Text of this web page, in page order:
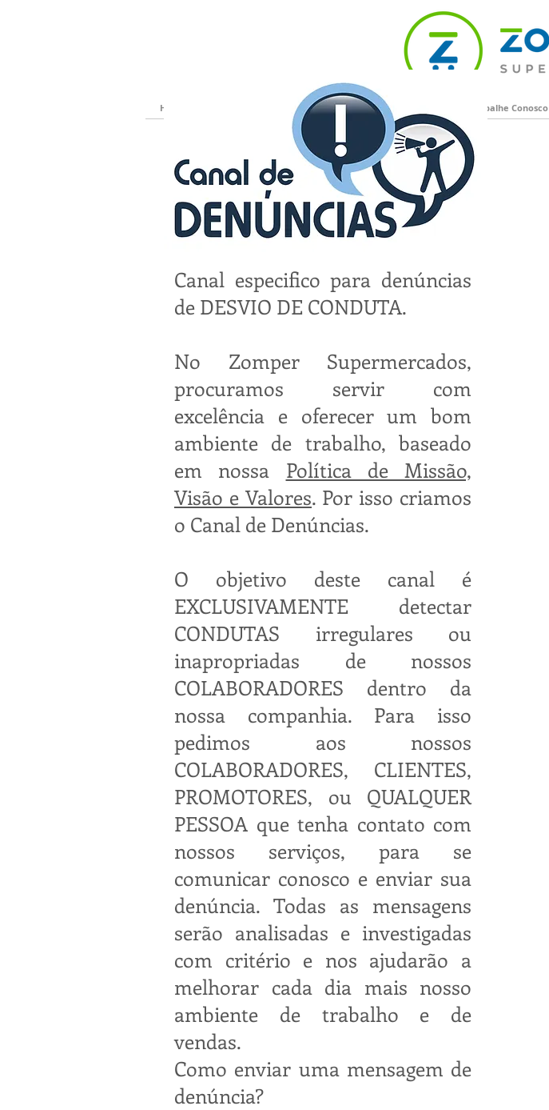
Home Lojas Ofertas Trabalhe Conosco
Canal especifico para denúncias
de DESVIO DE CONDUTA.
No Zomper Supermercados,
procuramos servir com
excelência e oferecer um bom
ambiente de trabalho, baseado
em nossa Política de Missão,
Visão e Valores. Por isso criamos
o Canal de Denúncias.
O objetivo deste canal é
EXCLUSIVAMENTE detectar
CONDUTAS irregulares ou
inapropriadas de nossos
COLABORADORES dentro da
nossa companhia. Para isso
pedimos aos nossos
COLABORADORES, CLIENTES,
PROMOTORES, ou QUALQUER
PESSOA que tenha contato com
nossos serviços, para se
comunicar conosco e enviar sua
denúncia. Todas as mensagens
serão analisadas e investigadas
com critério e nos ajudarão a
melhorar cada dia mais nosso
ambiente de trabalho e de
vendas.
Como enviar uma mensagem de
denúncia?